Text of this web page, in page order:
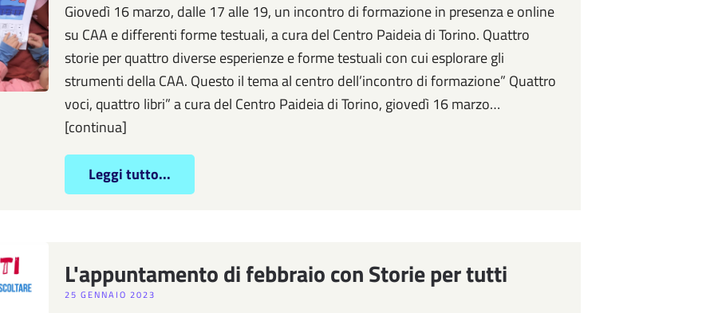
Giovedì 16 marzo, dalle 17 alle 19, un incontro di formazione in presenza e online
su CAA e differenti forme testuali, a cura del Centro Paideia di Torino. Quattro
storie per quattro diverse esperienze e forme testuali con cui esplorare gli
strumenti della CAA. Questo il tema al centro dell’incontro di formazione” Quattro
voci, quattro libri” a cura del Centro Paideia di Torino, giovedì 16 marzo…
[continua]
Leggi tutto...
L'appuntamento di febbraio con Storie per tutti
25 GENNAIO 2023